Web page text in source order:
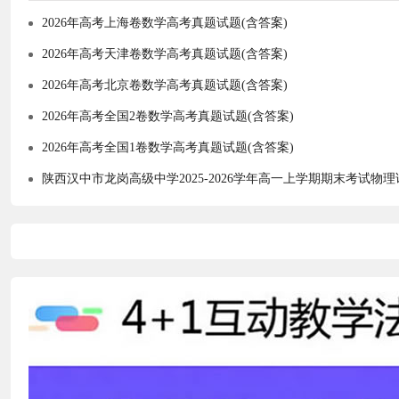
2026年高考上海卷数学高考真题试题(含答案)
2026年高考天津卷数学高考真题试题(含答案)
2026年高考北京卷数学高考真题试题(含答案)
2026年高考全国2卷数学高考真题试题(含答案)
2026年高考全国1卷数学高考真题试题(含答案)
陕西汉中市龙岗高级中学2025-2026学年高一上学期期末考试物理